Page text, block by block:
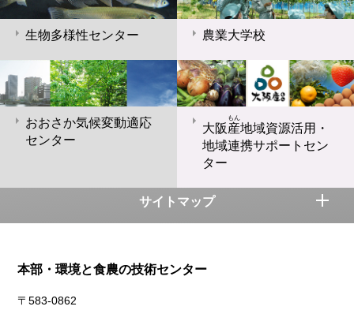
生物多様性センター 農業大学校
おおさか気候変動適応
センター
大阪産
もん
地域資源活用・
地域連携サポートセン
ター
サイトマップ
本部・環境と食農の技術センター
〒583-0862